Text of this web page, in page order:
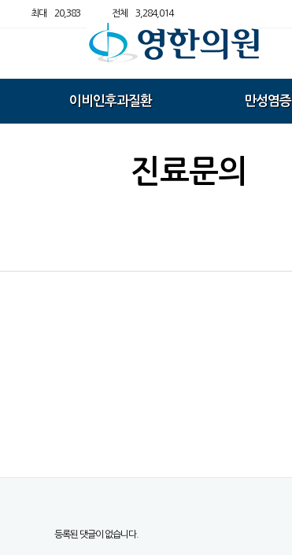
최대 20,383 전체 3,284,014
이비인후과질환 만성염증
진료문의
등록된 댓글이 없습니다.